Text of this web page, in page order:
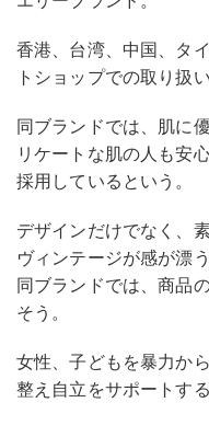
香港、台湾、中国、タ
トショップでの取り扱
同ブランドでは、肌に
リケートな肌の人も安
採用しているという。
デザインだけでなく、
ヴィンテージが感が漂
同ブランドでは、商品
そう。
女性、子どもを暴力か
整え自立をサポートす